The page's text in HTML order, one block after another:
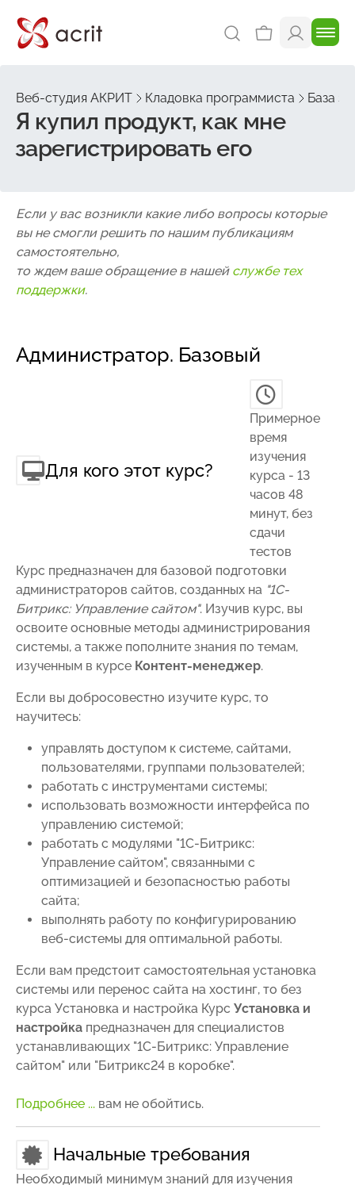
Веб-студия АКРИТ Кладовка программиста База
Я купил продукт, как мне
зарегистрировать его
Если у вас возникли какие либо вопросы которые
вы не смогли решить по нашим публикациям
самостоятельно,
то ждем ваше обращение в нашей службе тех
поддержки.
Администратор. Базовый
Для кого этот курс?
Примерное
время
изучения
курса - 13
часов 48
минут, без
сдачи
тестов
Курс предназначен для базовой подготовки
администраторов сайтов, созданных на "1С-
Битрикс: Управление сайтом". Изучив курс, вы
освоите основные методы администрирования
системы, а также пополните знания по темам,
изученным в курсе Контент-менеджер.
Если вы добросовестно изучите курс, то
научитесь:
управлять доступом к системе, сайтами,
пользователями, группами пользователей;
работать с инструментами системы;
использовать возможности интерфейса по
управлению системой;
работать с модулями "1С-Битрикс:
Управление сайтом", связанными с
оптимизацией и безопасностью работы
сайта;
выполнять работу по конфигурированию
веб-системы для оптимальной работы.
Если вам предстоит самостоятельная установка
системы или перенос сайта на хостинг, то без
курса Установка и настройка Курс Установка и
настройка предназначен для специалистов
устанавливающих "1С-Битрикс: Управление
сайтом" или "Битрикс24 в коробке".
Подробнее ... вам не обойтись.
Начальные требования
Необходимый минимум знаний для изучения